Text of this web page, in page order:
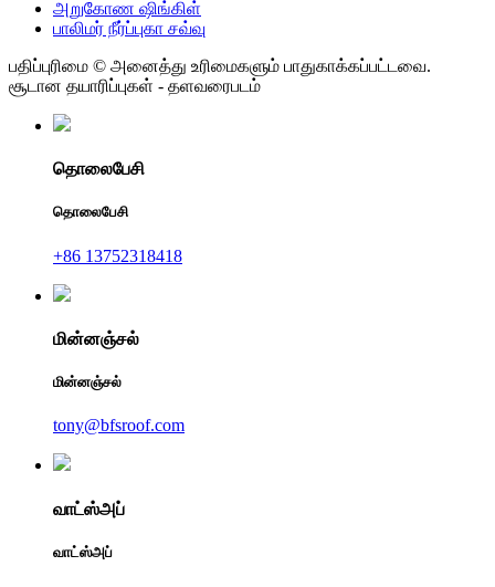
அறுகோண ஷிங்கிள்
பாலிமர் நீர்ப்புகா சவ்வு
பதிப்புரிமை © அனைத்து உரிமைகளும் பாதுகாக்கப்பட்டவை.
சூடான தயாரிப்புகள் - தளவரைபடம்
தொலைபேசி
தொலைபேசி
+86 13752318418
மின்னஞ்சல்
மின்னஞ்சல்
tony@bfsroof.com
வாட்ஸ்அப்
வாட்ஸ்அப்